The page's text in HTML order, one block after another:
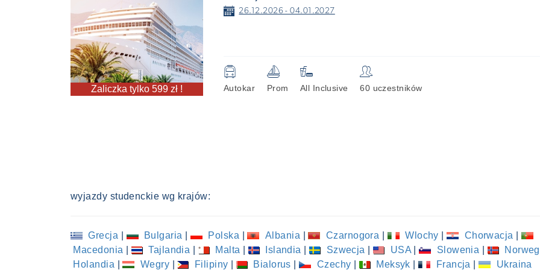
Zaliczka tylko 599 zł !
📅 26.12.2026 - 04.01.2027
🚍
Autokar
⛵
Prom

All Inclusive
👥
60 uczestników
wyjazdy studenckie wg krajów:
Grecja Bulgaria Polska | Albania | Czarnogora Wlochy | Chorwacja |
Macedonia
Tajlandia Malta Islandia | Szwecja | USA | Slowenia
Holandia
| Wegry | Filipiny Bialorus | Czechy Meksyk | Francja | Ukraina